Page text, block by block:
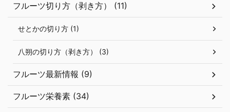
フルーツ切り方（剥き方） (11)
せとかの切り方 (1)
八朔の切り方（剥き方） (3)
フルーツ最新情報 (9)
フルーツ栄養素 (34)